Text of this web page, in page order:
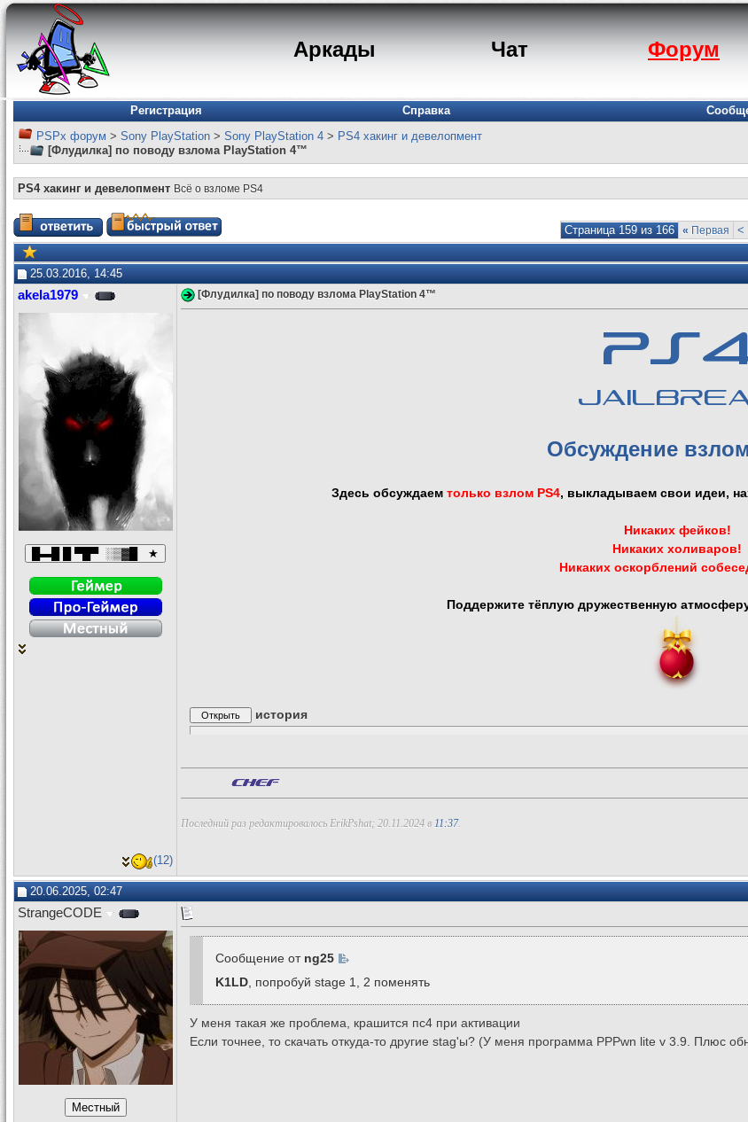
Аркады Чат Форум
Регистрация Справка
PSPx форум > Sony PlayStation > Sony PlayStation 4 > PS4 хакинг и девелопмент
[Флудилка] по поводу взлома PlayStation 4™
PS4 хакинг и девелопмент Всё о взломе PS4
Страница 159 из 166 « Первая <
25.03.2016, 14:45
akela1979 [Флудилка] по поводу взлома PlayStation 4™
Обсуждение
Здесь обсуждаем только взлом PS4, выкладываем свои идеи,
Никаких фейков!
Никаких холиваров!
Никаких оскорблений
Поддержите тёплую дружественную
история
Последний раз редактировалось ErikPshat; 20.11.2024 в 11:37.
(12)
20.06.2025, 02:47
StrangeCODE
Сообщение от ng25
K1LD , попробуй stage 1, 2 поменять
У меня такая же проблема, крашится пс4 при активации
Если точнее, то скачать откуда-то другие stag'ы? (У меня программа PPPwn lite v 3.9. Плюс